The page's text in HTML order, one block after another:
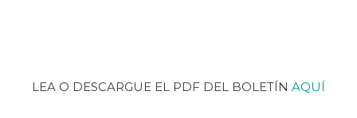
LEA O DESCARGUE EL PDF DEL BOLETÍN AQUÍ